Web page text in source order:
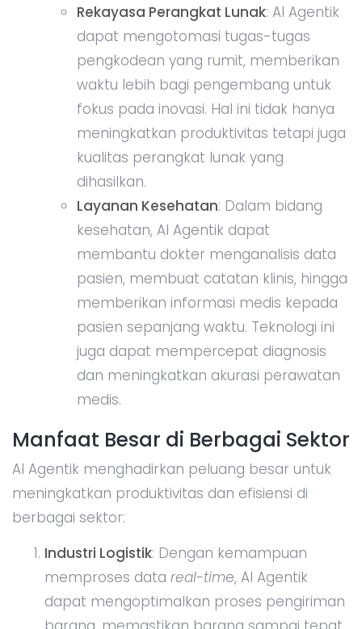
Rekayasa Perangkat Lunak: AI Agentik
dapat mengotomasi tugas-tugas
pengkodean yang rumit, memberikan
waktu lebih bagi pengembang untuk
fokus pada inovasi. Hal ini tidak hanya
meningkatkan produktivitas tetapi juga
kualitas perangkat lunak yang
dihasilkan.
Layanan Kesehatan: Dalam bidang
kesehatan, AI Agentik dapat
membantu dokter menganalisis data
pasien, membuat catatan klinis, hingga
memberikan informasi medis kepada
pasien sepanjang waktu. Teknologi ini
juga dapat mempercepat diagnosis
dan meningkatkan akurasi perawatan
medis.
Manfaat Besar di Berbagai Sektor
AI Agentik menghadirkan peluang besar untuk
meningkatkan produktivitas dan efisiensi di
berbagai sektor:
Industri Logistik: Dengan kemampuan
memproses data real-time, AI Agentik
dapat mengoptimalkan proses pengiriman